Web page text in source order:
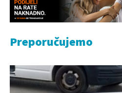
Preporučujemo